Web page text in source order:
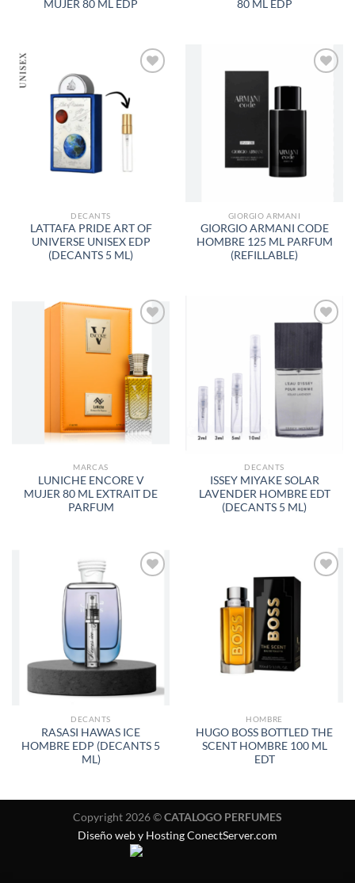
MUJER 80 ML EDP
80 ML EDP
A LA
LISTA
DE
DESEOS
DECANTS
LATTAFA PRIDE ART OF
UNIVERSE UNISEX EDP
(DECANTS 5 ML)
AÑADIR
LISTA
GIORGIO ARMANI
GIORGIO ARMANI CODE
HOMBRE 125 ML PARFUM
(REFILLABLE)
AÑADIR
A LA
LISTA
DE
DESEOS
MARCAS
LUNICHE ENCORE V
MUJER 80 ML EXTRAIT DE
PARFUM
AÑADIR
DE
DESEOS
DECANTS
ISSEY MIYAKE SOLAR
LAVENDER HOMBRE EDT
(DECANTS 5 ML)
AÑADIR
LISTA
DESEOS
DECANTS
RASASI HAWAS ICE
HOMBRE EDP (DECANTS 5
ML)
DESEOS
HOMBRE
HUGO BOSS BOTTLED THE
SCENT HOMBRE 100 ML
EDT
Copyright 2026 ©CATALOGO PERFUMES
Diseño web y Hosting ConectServer.com